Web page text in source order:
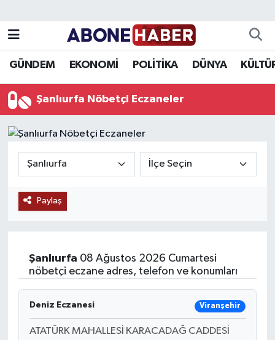
GÜNDEM EKONOMİ POLİTİKA DÜNYA
Şanlıurfa Nöbetçi Eczaneler
Paylaş
Şanlıurfa 08 Ağustos 2026 Cumartesi
nöbetçi eczane adres, telefon ve konumları
Deniz Eczanesi Viranşehir
ATATÜRK MAHALLESİ KARACADAĞ CADDESİ
Asayiş
Çevre
Eğitim
Genel
Süper Lig Puan Durumu ve Fikstür
Son Dakika Haberleri